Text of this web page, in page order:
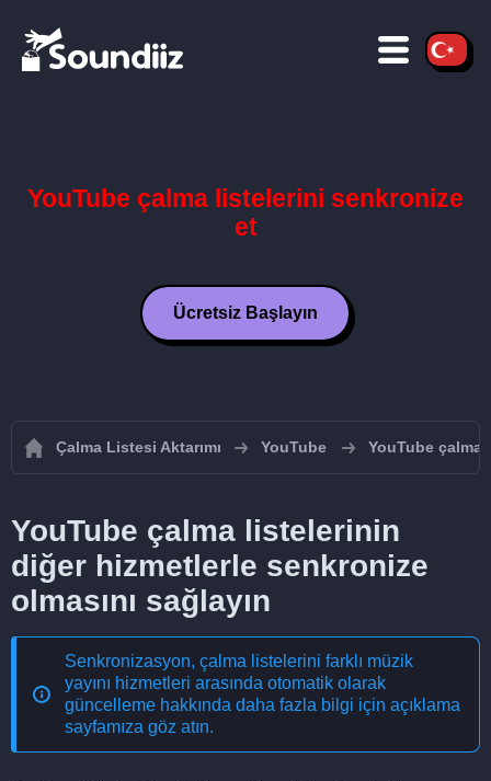
YouTube çalma listelerini senkronize
et
Ücretsiz Başlayın
Çalma Listesi Aktarımı YouTube YouTube
YouTube çalma listelerinin
diğer hizmetlerle senkronize
olmasını sağlayın
Senkronizasyon, çalma listelerini farklı müzik
yayını hizmetleri arasında otomatik olarak
güncelleme hakkında daha fazla bilgi için açıklama
sayfamıza göz atın.